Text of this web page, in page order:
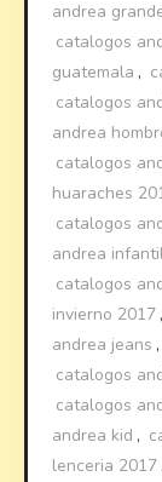
andrea
catalogos
guatemala ,
catalogos
andrea
catalogos
huaraches
catalogos
andrea
catalogos
invierno 2017 ,
andrea jeans ,
catalogos
catalogos
andrea kid ,
lenceria 2017